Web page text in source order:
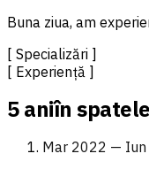
Buna ziua, am
[ Specializări ]
[ Experiență ]
5 aniîn
Mar 2022 — Iun